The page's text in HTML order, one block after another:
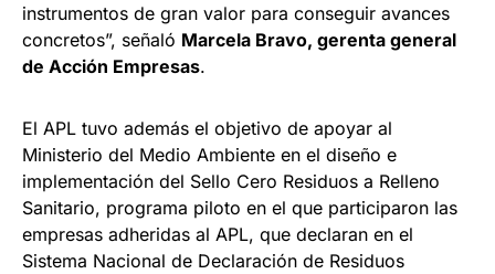
instrumentos de gran valor para conseguir avances
concretos”, señaló Marcela Bravo, gerenta general
de Acción Empresas.
El APL tuvo además el objetivo de apoyar al
Ministerio del Medio Ambiente en el diseño e
implementación del Sello Cero Residuos a Relleno
Sanitario, programa piloto en el que participaron las
empresas adheridas al APL, que declaran en el
Sistema Nacional de Declaración de Residuos